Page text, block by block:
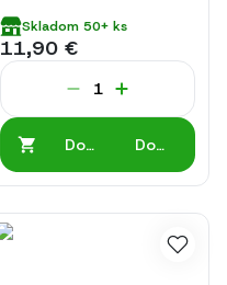
Skladom 50+ ks
11,90 €
Do
Do